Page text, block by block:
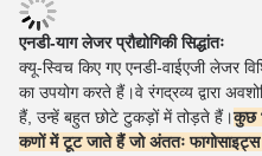
एनडी-याग लेजर प्रौद्योगिकी सिद्धांतः
क्यू-स्विच किए गए एनडी-वाईएजी लेजर
का उपयोग करते हैं।वे रंगद्रव्य द्वारा
हैं, उन्हें बहुत छोटे टुकड़ों में तोड़ते हैं।कुछ
कणों में टूट जाते हैं जो अंततः फागोसाइट्स